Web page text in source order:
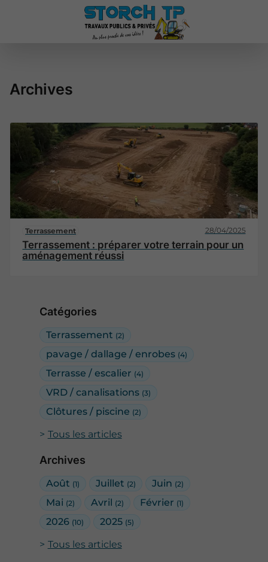
Catégories
Terrassement (2)
pavage / dallage / enrobes (4)
Terrasse / escalier (4)
VRD / canalisations (3)
Clôtures / piscine (2)
Tous les articles
Archives
Août (1) Juillet (2) Juin (2)
Mai (2) Avril (2) Février (1)
2026 (10) 2025 (5)
Tous les articles
Archives
Terrassement 28/04/2025
Terrassement : préparer votre terrain pour un
aménagement réussi